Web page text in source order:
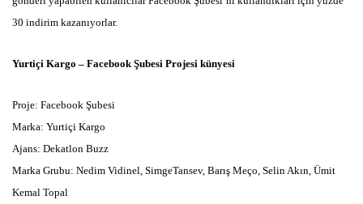
30 indirim kazanıyorlar.
Yurtiçi Kargo – Facebook Şubesi Projesi künyesi
Proje: Facebook Şubesi
Marka: Yurtiçi Kargo
Ajans: Dekatlon Buzz
Marka Grubu: Nedim Vidinel, SimgeTansev, Barış Meço, Selin Akın, Ümit
Kemal Topal